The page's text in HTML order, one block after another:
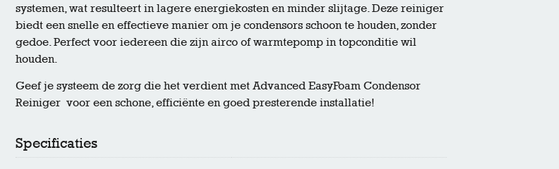
systemen, wat resulteert in lagere energiekosten en minder slijtage. Deze reiniger
biedt een snelle en effectieve manier om je condensors schoon te houden, zonder
gedoe. Perfect voor iedereen die zijn airco of warmtepomp in topconditie wil
houden.
Geef je systeem de zorg die het verdient met Advanced EasyFoam Condensor
Reiniger voor een schone, efficiënte en goed presterende installatie!
Specificaties